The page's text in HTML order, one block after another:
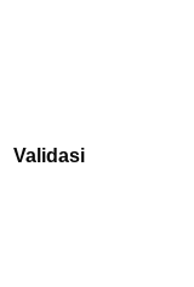
Validasi